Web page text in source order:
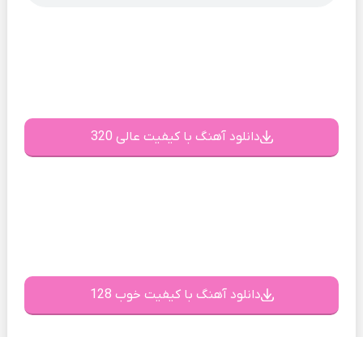
دانلود آهنگ با کیفیت عالی 320
دانلود آهنگ با کیفیت خوب 128